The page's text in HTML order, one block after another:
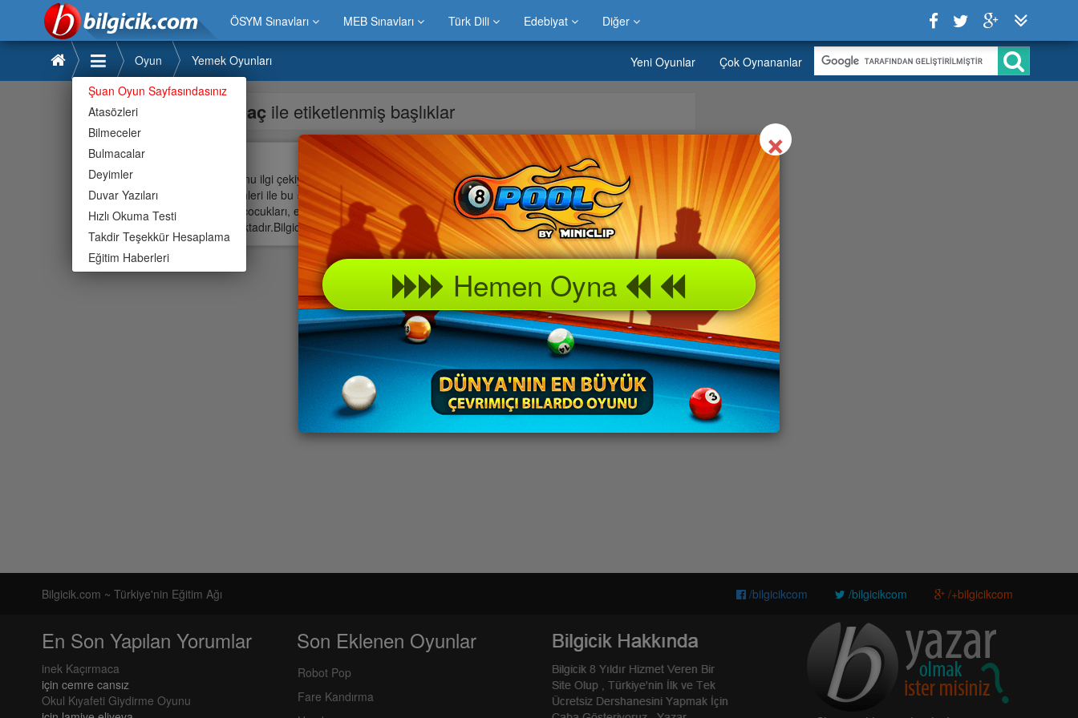
ÖSYM Sınavları MEB Sınavları Türk Dili Edebiyat Diğer
Şuan Oyun Sayfasındasınız
Atasözleri
Bilmeceler
Bulmacalar
Deyimler
Duvar Yazıları
Hızlı Okuma Testi
Takdir Teşekkür Hesaplama
Eğitim Haberleri
Oyun Yemek Oyunları Yeni Oyunlar Çok Oynananlar
ilaç ile etiketlenmiş başlıklar
İlaç oyunu ilgi çekiyor » İlaç oyunu sitemizde bulabilirsiniz.Evinizde çocuklarınız ile hatta büyük
ebevyenleri ile bu » İlaç oyununu keyif alarak oynayabilirsiniz.Bilgicik oyunda neler var peki »
İlaç kız çocukları, erkek çocukları ve büyüklerin en beğendiği oyunlardan biri olma özelliğini
korumaktadır.Bilgicik oyun portalında » İlaç oyununu keyifle oynayabilir arkadaşlarınız
Bilgicik.com ~ Türkiye'nin Eğitim Ağı /bilgicikcom /bilgicikcom /+bilgicikcom
En Son Yapılan Yorumlar
inek Kaçırmaca
için cemre cansız
Okul Kıyafeti Giydirme Oyunu
Son Eklenen Oyunlar
Robot Pop
Fare Kandırma
×Close
Hemen Oyna